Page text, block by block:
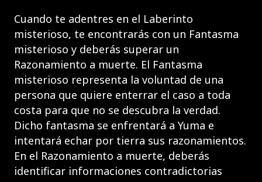
RAIN CODE Plus
Cuando te adentres en el Laberinto
misterioso, te encontrarás con un Fantasma
misterioso y deberás superar un
Razonamiento a muerte. El Fantasma
misterioso representa la voluntad de una
persona que quiere enterrar el caso a toda
costa para que no se descubra la verdad.
Dicho fantasma se enfrentará a Yuma e
intentará echar por tierra sus razonamientos.
En el Razonamiento a muerte, deberás
identificar informaciones contradictorias